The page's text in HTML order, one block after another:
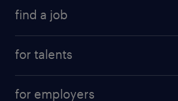
find a job
for talents
for employers